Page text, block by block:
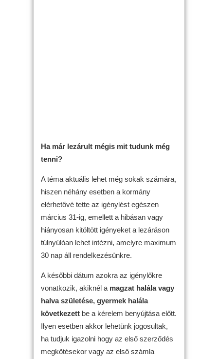
Ha már lezárult mégis mit tudunk még
tenni?
A téma aktuális lehet még sokak számára,
hiszen néhány esetben a kormány
elérhetővé tette az igénylést egészen
március 31-ig, emellett a hibásan vagy
hiányosan kitöltött igényeket a lezáráson
túlnyúlóan lehet intézni, amelyre maximum
30 nap áll rendelkezésünkre.
A későbbi dátum azokra az igénylőkre
vonatkozik, akiknél a magzat halála vagy
halva születése, gyermek halála
következett be a kérelem benyújtása előtt.
Ilyen esetben akkor lehetünk jogosultak,
ha tudjuk igazolni hogy az első szerződés
megkötésekor vagy az első számla